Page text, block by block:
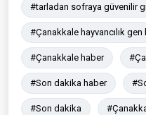
#tarladan sofraya güvenilir
#Çanakkale hayvancılık gen
#Çanakkale haber
#Son dakika haber
#Son dakika